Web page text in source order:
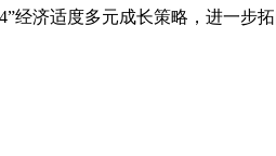
济适度多元成长策略，进一步拓